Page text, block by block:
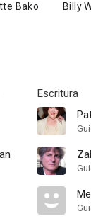
Bako Billy
Escritura